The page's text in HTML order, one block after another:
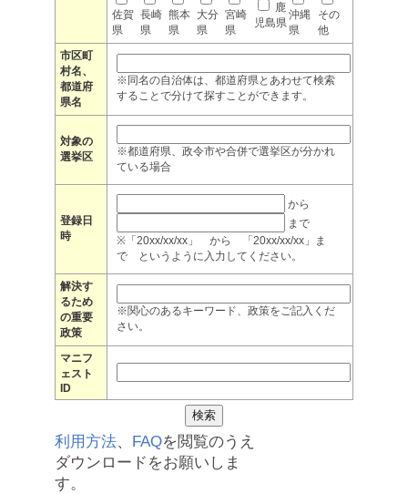
佐賀
県
長崎
県
熊本
県
大分
県
宮崎
県
鹿
児島県
沖縄
県
その
他
市区町
村名、
都道府
県名
※同名の自治体は、都道府県とあわせて検索
することで分けて探すことができます。
対象の
選挙区
※都道府県、政令市や合併で選挙区が分かれ
ている場合
登録日
時
から
まで
※「20xx/xx/xx」 から 「20xx/xx/xx」ま
で というように入力してください。
解決す
るため
の重要
政策
※関心のあるキーワード、政策をご記入くだ
さい。
マニフ
ェスト
ID
利用方法、 FAQを閲覧のうえ
ダウンロードをお願いしま
す。